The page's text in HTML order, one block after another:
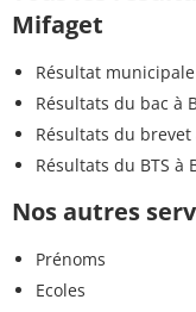
Mifaget
Résultat
Résultats du bac à
Résultats du
Résultats du BTS à
Nos autres
Prénoms
Ecoles